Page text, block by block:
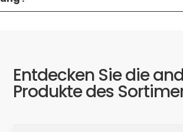
Entdecken Sie die
Produkte des